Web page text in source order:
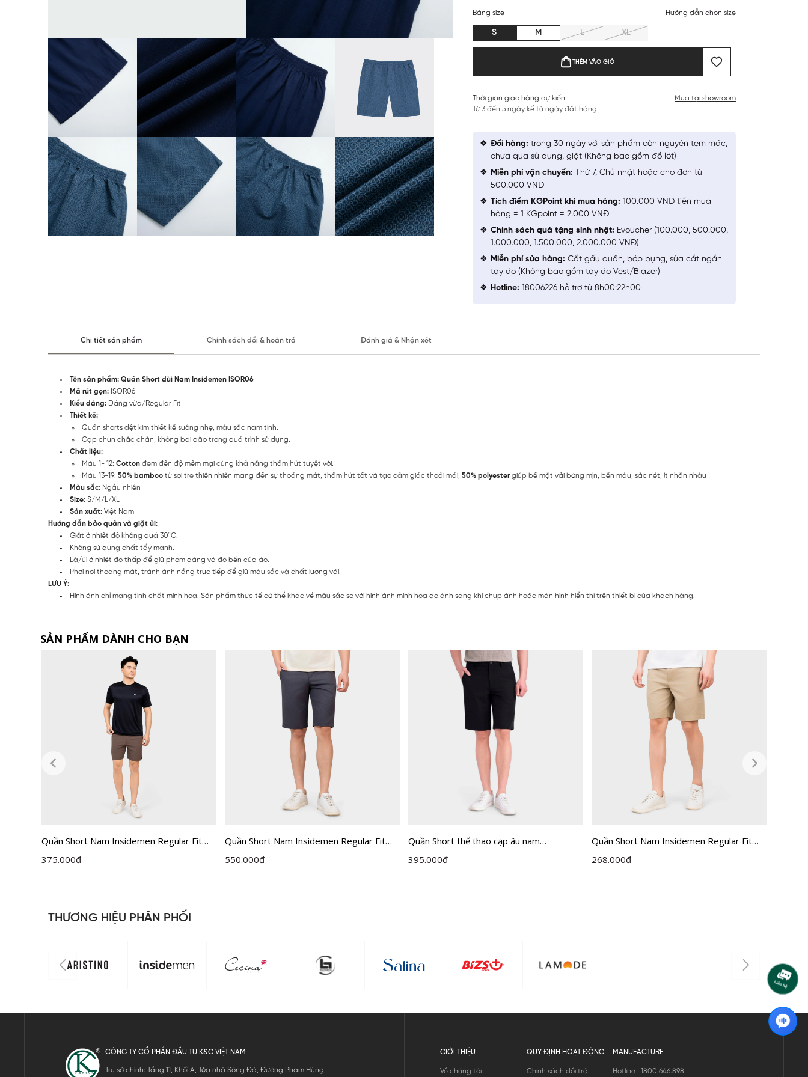
Bảng size Hướng dẫn chọn size
S M L XL
THÊM VÀO GIỎ
Thời gian giao hàng dự kiến
Từ 3 đến 5 ngày kể từ ngày đặt hàng
Mua tại showroom
Đổi hàng: trong 30 ngày với sản phẩm còn nguyên tem mác,
chưa qua sử dụng, giặt (Không bao gồm đồ lót)
Miễn phí vận chuyển: Thứ 7, Chủ nhật hoặc cho đơn từ
500.000 VNĐ
Tích điểm KGPoint khi mua hàng: 100.000 VNĐ tiền mua
hàng = 1 KGpoint = 2.000 VNĐ
Chính sách quà tặng sinh nhật: Evoucher (100.000, 500.000,
1.000.000, 1.500.000, 2.000.000 VNĐ)
Miễn phí sửa hàng: Cắt gấu quần, bóp bụng, sửa cắt ngắn
tay áo (Không bao gồm tay áo Vest/Blazer)
Hotline: 18006226 hỗ trợ từ 8h00:22h00
Chi tiết sản phẩm Chính sách đổi & hoàn trả Đánh giá & Nhận xét
Tên sản phẩm: Quần Short đùi Nam Insidemen ISOR06
Mã rút gọn: ISOR06
Kiểu dáng: Dáng vừa/Regular Fit
Thiết kế:
Quần shorts dệt kim thiết kế suông nhẹ, màu sắc nam tính.
Cạp chun chắc chắn, không bai dão trong quá trình sử dụng.
Chất liệu:
Màu 1- 12: Cotton đem đến độ mềm mại cùng khả năng thấm hút tuyệt vời.
Màu 13-19: 50% bamboo từ sợi tre thiên nhiên mang đến sự thoáng mát, thấm hút tốt và tạo cảm giác thoải mái, 50% polyester giúp bề mặt vải bóng mịn, bền màu, sắc nét, ít nhăn nhàu
Màu sắc: Ngẫu nhiên
Size: S/M/L/XL
Sản xuất: Việt Nam
Hướng dẫn bảo quản và giặt ủi:
Giặt ở nhiệt độ không quá 30°C.
Không sử dụng chất tẩy mạnh.
Là/ủi ở nhiệt độ thấp để giữ phom dáng và độ bền của áo.
Phơi nơi thoáng mát, tránh ánh nắng trực tiếp để giữ màu sắc và chất lượng vải.
LƯU Ý:
Hình ảnh chỉ mang tính chất minh họa. Sản phẩm thực tế có thể khác về màu sắc so với hình ảnh minh họa do ánh sáng khi chụp ảnh hoặc màn hình hiển thị trên thiết bị của khách hàng.
SẢN PHẨM DÀNH CHO BẠN
Quần Short Nam Insidemen Regular Fit
ISO202AH0
375.000đ
Quần Short Nam Insidemen Regular Fit
ISO160AAH0
550.000đ
Quần Short thể thao cạp âu nam
Insidemen dáng Regular Fit ISO078FAH0
395.000đ
Quần Short Nam Insidemen Regular Fit
ISO500EDP01
268.000đ
THƯƠNG HIỆU PHÂN PHỐI
CÔNG TY CỔ PHẦN ĐẦU TƯ K&G VIỆT NAM
Trụ sở chính: Tầng 11, Khối A, Tòa nhà Sông Đà, Đường Phạm Hùng,
GIỚI THIỆU
Về chúng tôi
QUY ĐỊNH HOẠT ĐỘNG
Chính sách đổi trả
MANUFACTURE
Hotline : 1800.646.898